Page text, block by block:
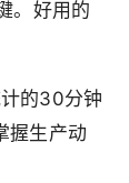
。好用的
的30分钟
握生产动